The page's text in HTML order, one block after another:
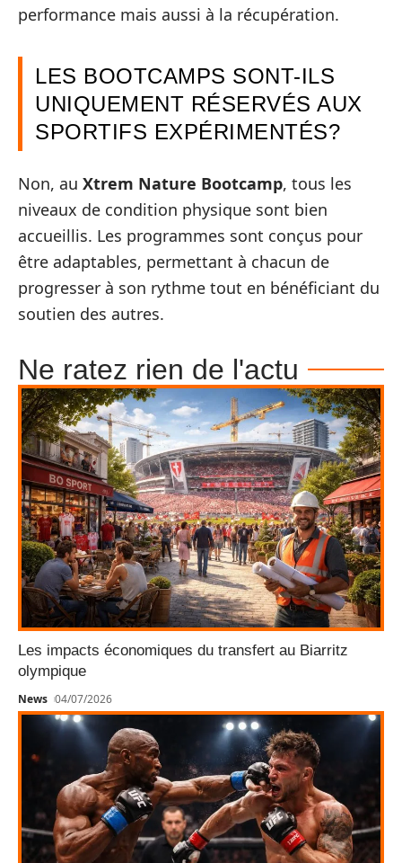
performance mais aussi à la récupération.
LES BOOTCAMPS SONT-ILS
UNIQUEMENT RÉSERVÉS AUX
SPORTIFS EXPÉRIMENTÉS?
Non, au Xtrem Nature Bootcamp, tous les
niveaux de condition physique sont bien
accueillis. Les programmes sont conçus pour
être adaptables, permettant à chacun de
progresser à son rythme tout en bénéficiant du
soutien des autres.
Ne ratez rien de l'actu
Les impacts économiques du transfert au Biarritz
olympique
News 04/07/2026